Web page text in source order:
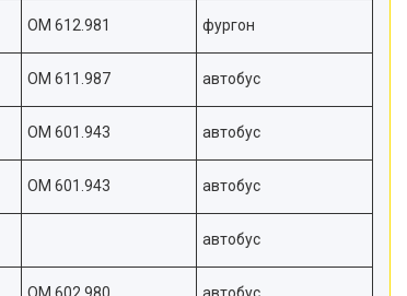
OM 612.981 фургон
OM 611.987 автобус
OM 601.943 автобус
OM 601.943 автобус
автобус
OM 602.980 автобус